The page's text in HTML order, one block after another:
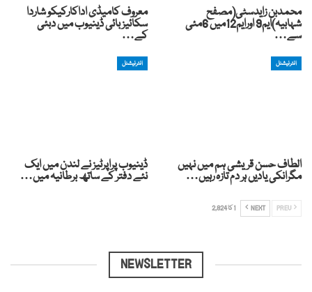
محمدبن زایدسٹی(مصفح
شہابیہ)ایم9 اورایم12میں 6مئی
سے…
معروف کامیڈی اداکارکیکو شاردا
سکائیز بائی ڈینیوب میں دبئی
کے…
انٹرنیشنل
الطاف حسن قریشی ہم میں نہیں
مگرانکی یادیں ہر دم تازہ رہیں…
انٹرنیشنل
ڈینیوب پراپرٹیز نے لندن میں ایک
نئے دفتر کے ساتھ برطانیہ میں…
NEXT 1 کا 2,824
NEWSLETTER